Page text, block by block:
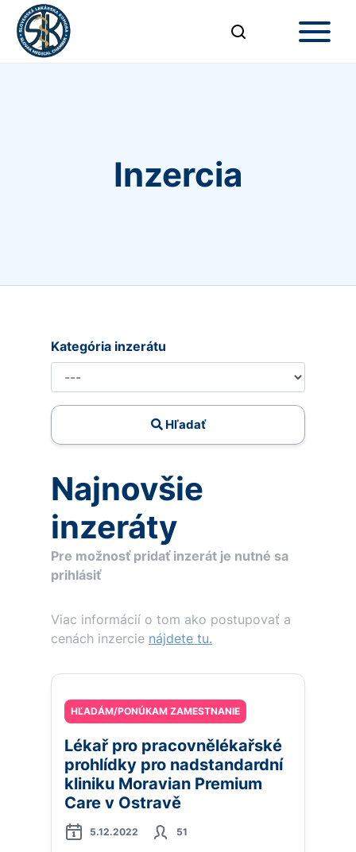
Inzercia
Kategória inzerátu
Hľadať
Najnovšie
inzeráty
Pre možnosť pridať inzerát je nutné sa
prihlásiť
Viac informácií o tom ako postupovať a
cenách inzercie nájdete tu.
HĽADÁM/PONÚKAM ZAMESTNANIE
Lékař pro pracovnělékařské
prohlídky pro nadstandardní
kliniku Moravian Premium
Care v Ostravě
5.12.2022 51